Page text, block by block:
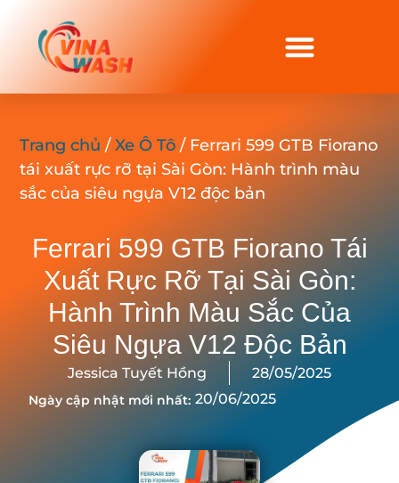
Trang chủ /Xe Ô Tô / Ferrari 599 GTB Fiorano
tái xuất rực rỡ tại Sài Gòn: Hành trình màu
sắc của siêu ngựa V12 độc bản
Ferrari 599 GTB Fiorano Tái
Xuất Rực Rỡ Tại Sài Gòn:
Hành Trình Màu Sắc Của
Siêu Ngựa V12 Độc Bản
Jessica Tuyết Hồng 28/05/2025
Ngày cập nhật mới nhất: 20/06/2025